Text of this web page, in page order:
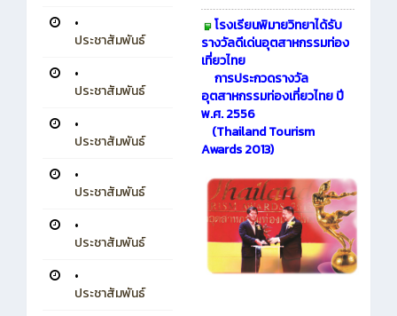
•
ประชาสัมพันธ์
•
ประชาสัมพันธ์
•
ประชาสัมพันธ์
•
ประชาสัมพันธ์
•
ประชาสัมพันธ์
•
ประชาสัมพันธ์
โรงเรียนพิมายวิทยาได้รับ
รางวัลดีเด่นอุตสาหกรรมท่อง
เที่ยวไทย
การประกวดรางวัล
อุตสาหกรรมท่องเที่ยวไทย ปี
พ.ศ. 2556
(Thailand Tourism
Awards 2013)